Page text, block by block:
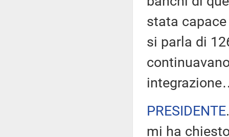
stata
si parla di
PRESIDENTE
mi ha